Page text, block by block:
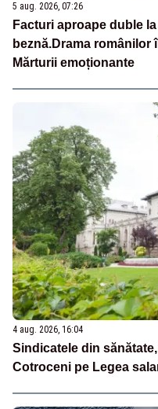
5 aug. 2026, 07:26
Facturi aproape duble
beznă.Drama
Mărturii emoționante
4 aug. 2026, 16:04
Sindicatele din
Cotroceni pe Legea